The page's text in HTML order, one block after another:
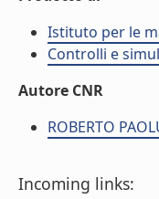
Istituto per le
Controlli e
Autore CNR
ROBERTO
Incoming links: